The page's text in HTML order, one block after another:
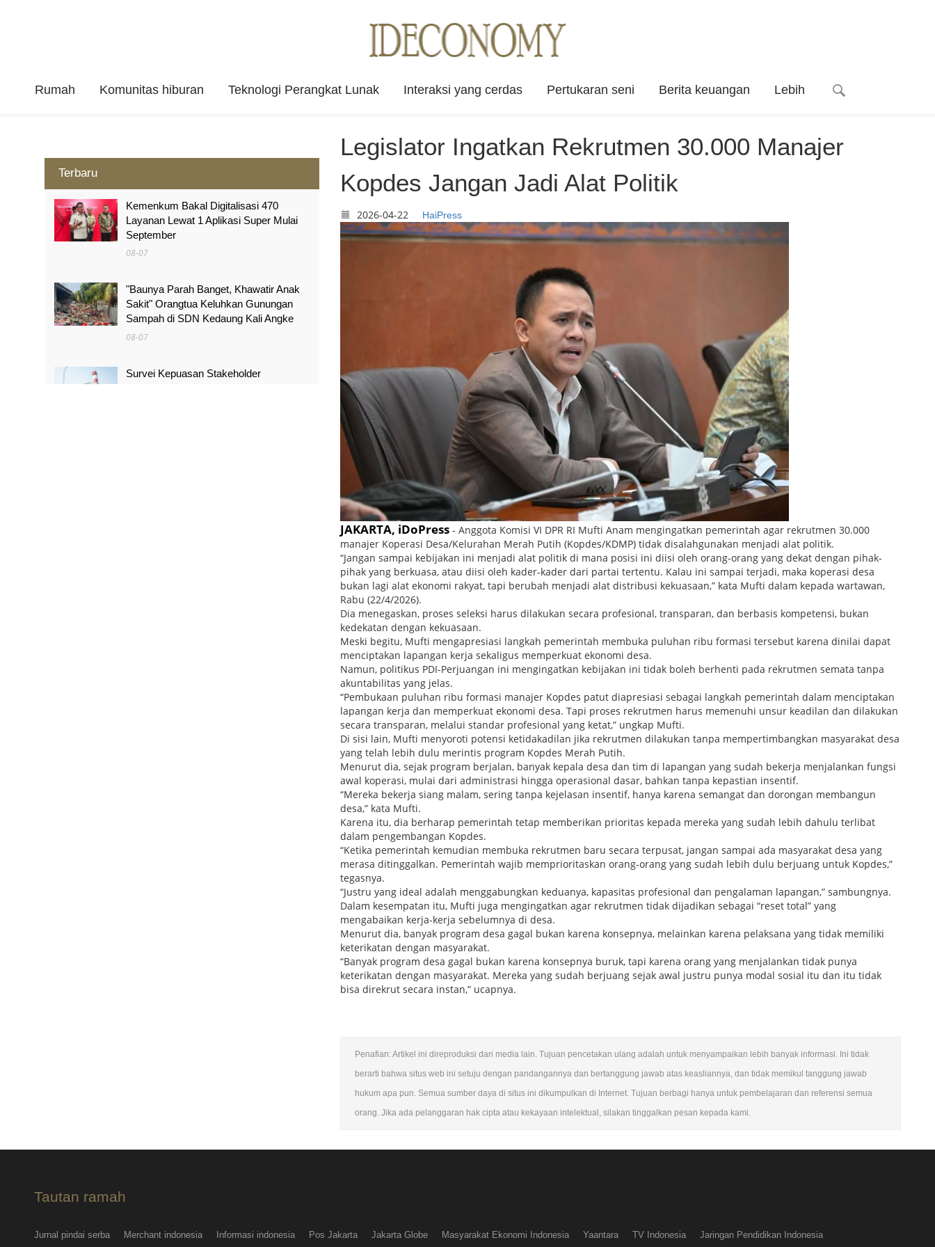
Rumah Komunitas hiburan Teknologi Perangkat Lunak Interaksi yang cerdas Pertukaran seni Berita keuangan Lebih
Terbaru
Kemenkum Bakal Digitalisasi 470
Layanan Lewat 1 Aplikasi Super Mulai
September
08-07
"Baunya Parah Banget, Khawatir Anak
Sakit" Orangtua Keluhkan Gunungan
Sampah di SDN Kedaung Kali Angke
08-07
Survei Kepuasan Stakeholder
Legislator Ingatkan Rekrutmen 30.000 Manajer
Kopdes Jangan Jadi Alat Politik
2026-04-22 HaiPress
JAKARTA, iDoPress - Anggota Komisi VI DPR RI Mufti Anam mengingatkan pemerintah agar rekrutmen 30.000
manajer Koperasi Desa/Kelurahan Merah Putih (Kopdes/KDMP) tidak disalahgunakan menjadi alat politik.
“Jangan sampai kebijakan ini menjadi alat politik di mana posisi ini diisi oleh orang-orang yang dekat dengan pihak-
pihak yang berkuasa, atau diisi oleh kader-kader dari partai tertentu. Kalau ini sampai terjadi, maka koperasi desa
bukan lagi alat ekonomi rakyat, tapi berubah menjadi alat distribusi kekuasaan,” kata Mufti dalam kepada wartawan,
Rabu (22/4/2026).
Dia menegaskan, proses seleksi harus dilakukan secara profesional, transparan, dan berbasis kompetensi, bukan
kedekatan dengan kekuasaan.
Meski begitu, Mufti mengapresiasi langkah pemerintah membuka puluhan ribu formasi tersebut karena dinilai dapat
menciptakan lapangan kerja sekaligus memperkuat ekonomi desa.
Namun, politikus PDI-Perjuangan ini mengingatkan kebijakan ini tidak boleh berhenti pada rekrutmen semata tanpa
akuntabilitas yang jelas.
“Pembukaan puluhan ribu formasi manajer Kopdes patut diapresiasi sebagai langkah pemerintah dalam menciptakan
lapangan kerja dan memperkuat ekonomi desa. Tapi proses rekrutmen harus memenuhi unsur keadilan dan dilakukan
secara transparan, melalui standar profesional yang ketat,” ungkap Mufti.
Di sisi lain, Mufti menyoroti potensi ketidakadilan jika rekrutmen dilakukan tanpa mempertimbangkan masyarakat desa
yang telah lebih dulu merintis program Kopdes Merah Putih.
Menurut dia, sejak program berjalan, banyak kepala desa dan tim di lapangan yang sudah bekerja menjalankan fungsi
awal koperasi, mulai dari administrasi hingga operasional dasar, bahkan tanpa kepastian insentif.
“Mereka bekerja siang malam, sering tanpa kejelasan insentif, hanya karena semangat dan dorongan membangun
desa,” kata Mufti.
Karena itu, dia berharap pemerintah tetap memberikan prioritas kepada mereka yang sudah lebih dahulu terlibat
dalam pengembangan Kopdes.
“Ketika pemerintah kemudian membuka rekrutmen baru secara terpusat, jangan sampai ada masyarakat desa yang
merasa ditinggalkan. Pemerintah wajib memprioritaskan orang-orang yang sudah lebih dulu berjuang untuk Kopdes,”
tegasnya.
“Justru yang ideal adalah menggabungkan keduanya, kapasitas profesional dan pengalaman lapangan,” sambungnya.
Dalam kesempatan itu, Mufti juga mengingatkan agar rekrutmen tidak dijadikan sebagai “reset total” yang
mengabaikan kerja-kerja sebelumnya di desa.
Menurut dia, banyak program desa gagal bukan karena konsepnya, melainkan karena pelaksana yang tidak memiliki
keterikatan dengan masyarakat.
“Banyak program desa gagal bukan karena konsepnya buruk, tapi karena orang yang menjalankan tidak punya
keterikatan dengan masyarakat. Mereka yang sudah berjuang sejak awal justru punya modal sosial itu dan itu tidak
bisa direkrut secara instan,” ucapnya.
Penafian: Artikel ini direproduksi dari media lain. Tujuan pencetakan ulang adalah untuk menyampaikan lebih banyak informasi. Ini tidak
berarti bahwa situs web ini setuju dengan pandangannya dan bertanggung jawab atas keasliannya, dan tidak memikul tanggung jawab
hukum apa pun. Semua sumber daya di situs ini dikumpulkan di Internet. Tujuan berbagi hanya untuk pembelajaran dan referensi semua
orang. Jika ada pelanggaran hak cipta atau kekayaan intelektual, silakan tinggalkan pesan kepada kami.
Tautan ramah
Jurnal pindai serba Merchant indonesia Informasi indonesia Pos Jakarta Jakarta Globe Masyarakat Ekonomi Indonesia Yaantara TV Indonesia Jaringan Pendidikan Indonesia